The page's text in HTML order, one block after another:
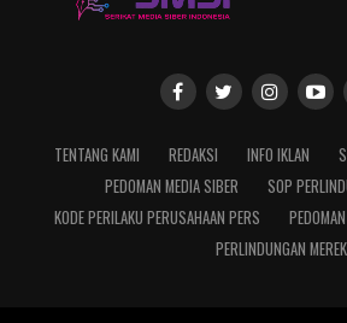
TENTANG KAMI REDAKSI INFO IKLAN
PEDOMAN MEDIA SIBER
SOP
KODE PERILAKU PERUSAHAAN PERS
PERLINDUNGAN MEREK